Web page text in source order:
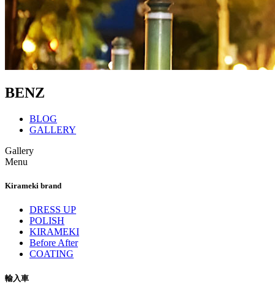
BENZ
BLOG
GALLERY
Gallery
Menu
Kirameki brand
DRESS UP
POLISH
KIRAMEKI
Before After
COATING
輸入車